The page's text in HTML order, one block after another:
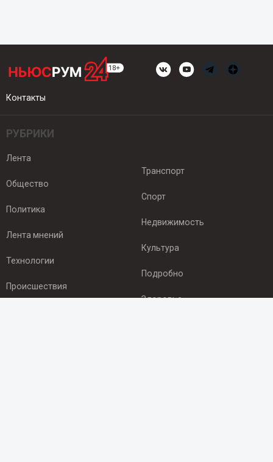
Контакты
РУБРИКИ
Лента
Общество
Политика
Лента мнений
Технологии
Происшествия
Транспорт
Спорт
Недвижимость
Культура
Подробно
Здоровье